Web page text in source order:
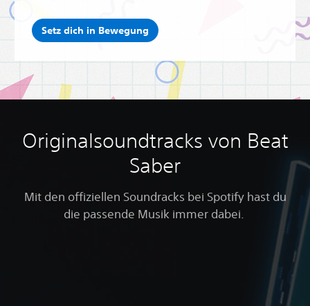
Setz dich in Bewegung
Originalsoundtracks von Beat
Saber
Mit den offiziellen Soundracks bei Spotify hast du
die passende Musik immer dabei.